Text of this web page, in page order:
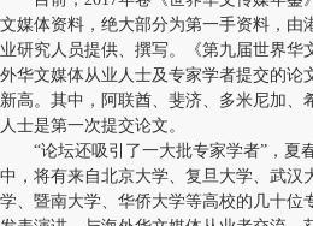
文媒体资料，绝大部分为第一手资料，由
业研究人员提供、撰写。《第九届世界华
外华文媒体从业人士及专家学者提交的论
新高。其中，阿联酋、斐济、多米尼加、
人士是第一次提交论文。
“论坛还吸引了一大批专家学者”，夏
中，将有来自北京大学、复旦大学、武汉
学、暨南大学、华侨大学等高校的几十位